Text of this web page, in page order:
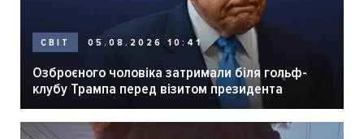
СВІТ 05.08.2026 10:41
Озброєного чоловіка затримали біля гольф-
клубу Трампа перед візитом президента